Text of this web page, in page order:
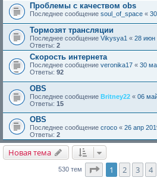
Проблемы с качеством obs
Последнее сообщение soul_of_space «
Тормозят трансляции
Последнее сообщение Vikysya1 « 28 июн
Ответы: 2
Скорость интернета
Последнее сообщение veronika17 « 30
Ответы: 92
OBS
Последнее сообщение Britney22 « 06
Ответы: 15
OBS
Последнее сообщение croco « 26 апр
Ответы: 2
Новая тема
530 тем Страница1 из
1 2 3 4